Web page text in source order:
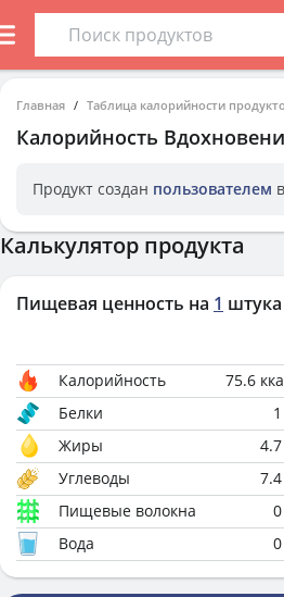
Главная Таблица калорийности
Калорийность
Продукт создан пользователем
Калькулятор продукта
Пищевая ценность на 1 штука
Калорийность 75.6
Белки
1
Жиры
4.7
Углеводы
7.4
Пищевые волокна
0
Вода
0